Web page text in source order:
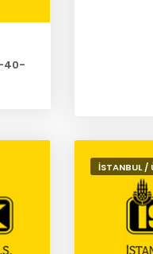
40-
İSTANBUL /